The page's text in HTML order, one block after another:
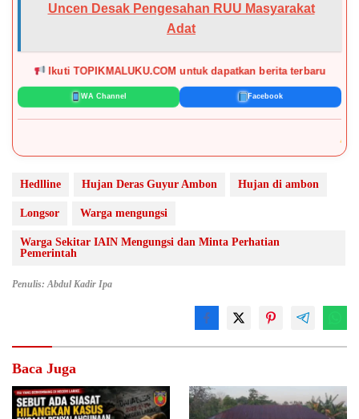
Uncen Desak Pengesahan RUU Masyarakat
Adat
Ikuti TOPIKMALUKU.COM untuk dapatkan berita terbaru
WA Channel Facebook
Hedlline Hujan Deras Guyur Ambon Hujan di ambon
Longsor Warga mengungsi
Warga Sekitar IAIN Mengungsi dan Minta Perhatian
Pemerintah
Penulis: Abdul Kadir Ipa
Baca Juga